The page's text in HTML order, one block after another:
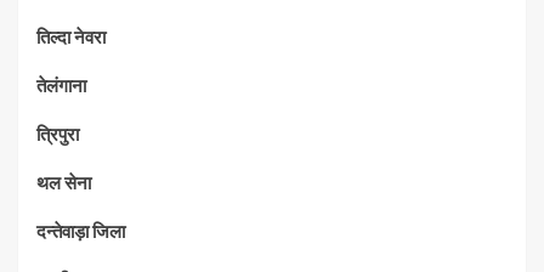
तिल्दा नेवरा
तेलंगाना
त्रिपुरा
थल सेना
दन्तेवाड़ा जिला